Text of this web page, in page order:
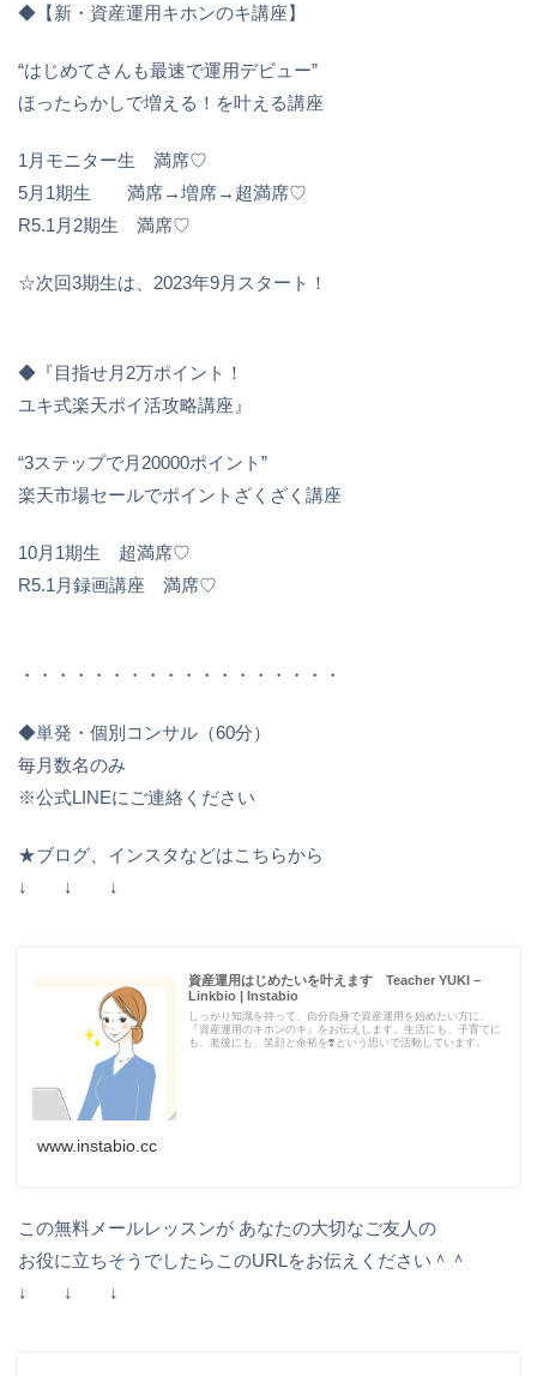
◆【新・資産運用キホンのキ講座】
“はじめてさんも最速で運用デビュー”
ほったらかしで増える！を叶える講座
1月モニター生 満席♡
⁡5月1期生 満席→増席→超満席♡
R5.1月2期生 満席♡
☆次回3期生は、2023年9月スタート！
◆『目指せ月2万ポイント！
ユキ式楽天ポイ活攻略講座』
“3ステップで月20000ポイント”
楽天市場セールでポイントざくざく講座
10月1期生 超満席♡
R5.1月録画講座 満席♡
・・・・・・・・・・・・・・・・・・
◆単発・個別コンサル（60分）
毎月数名のみ
※公式LINEにご連絡ください
★ブログ、インスタなどはこちらから
↓ ↓ ↓
資産運用はじめたいを叶えます Teacher YUKI –
Linkbio | Instabio
しっかり知識を持って、自分自身で資産運用を始めたい方に、
『資産運用のキホンのキ』をお伝えします。生活にも、子育てに
も、老後にも、笑顔と余裕を❣️という思いで活動しています。
www.instabio.cc
この無料メールレッスンが あなたの大切なご友人の
お役に立ちそうでしたらこのURLをお伝えください＾＾
↓ ↓ ↓